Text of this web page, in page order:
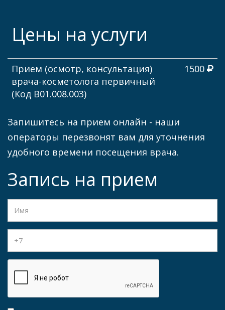
Цены на услуги
Прием (осмотр, консультация)
врача-косметолога первичный
(Код B01.008.003)
1500
Запишитесь на прием онлайн - наши
операторы перезвонят вам для уточнения
удобного времени посещения врача.
Запись на прием